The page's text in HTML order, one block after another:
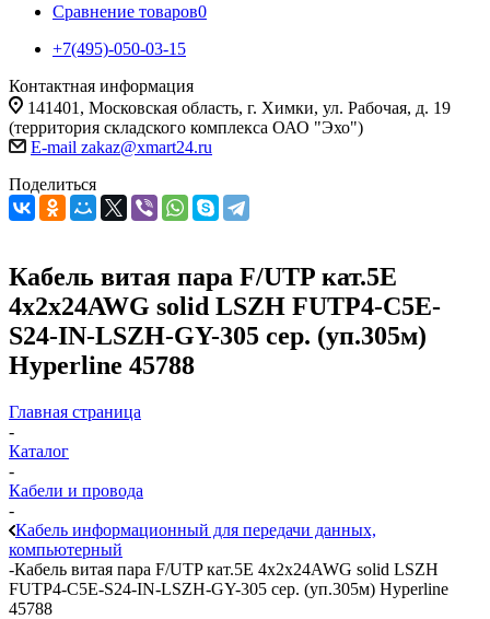
Сравнение товаров0
+7(495)-050-03-15
Контактная информация
141401, Московская область, г. Химки, ул. Рабочая, д. 19
(территория складского комплекса ОАО "Эхо")
E-mail zakaz@xmart24.ru
Поделиться
Кабель витая пара F/UTP кат.5E
4х2х24AWG solid LSZH FUTP4-C5E-
S24-IN-LSZH-GY-305 сер. (уп.305м)
Hyperline 45788
Главная страница
-
Каталог
-
Кабели и провода
-
Кабель информационный для передачи данных,
компьютерный
-Кабель витая пара F/UTP кат.5E 4х2х24AWG solid LSZH
FUTP4-C5E-S24-IN-LSZH-GY-305 сер. (уп.305м) Hyperline
45788